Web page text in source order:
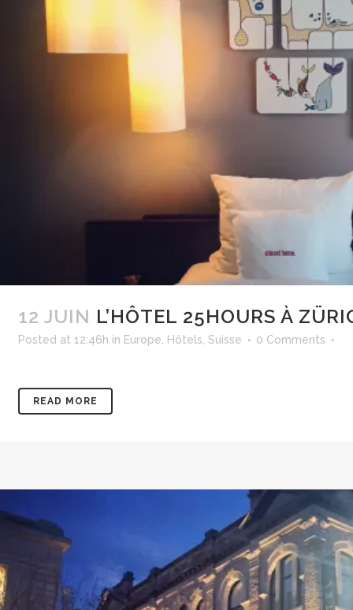
12 JUIN L’HÔTEL 25HOURS À
Posted at 12:46h in Europe Hôtels Suisse 0 Comments
READ MORE